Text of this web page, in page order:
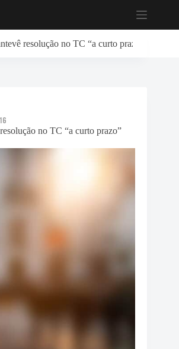
resolução no TC “a curto prazo”
no TC “a curto prazo”